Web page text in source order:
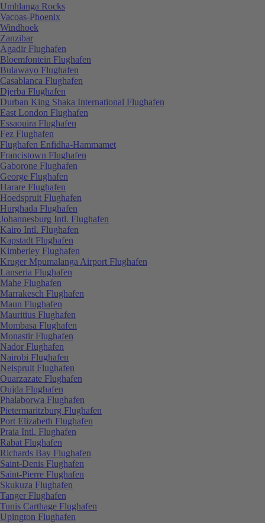
Umhlanga Rocks
Vacoas-Phoenix
Windhoek
Zanzibar
Agadir Flughafen
Bloemfontein Flughafen
Bulawayo Flughafen
Casablanca Flughafen
Djerba Flughafen
Durban King Shaka International Flughafen
East London Flughafen
Essaouira Flughafen
Fez Flughafen
Flughafen Enfidha-Hammamet
Francistown Flughafen
Gaborone Flughafen
George Flughafen
Harare Flughafen
Hoedspruit Flughafen
Hurghada Flughafen
Johannesburg Intl. Flughafen
Kairo Intl. Flughafen
Kapstadt Flughafen
Kimberley Flughafen
Kruger Mpumalanga Airport Flughafen
Lanseria Flughafen
Mahe Flughafen
Marrakesch Flughafen
Maun Flughafen
Mauritius Flughafen
Mombasa Flughafen
Monastir Flughafen
Nador Flughafen
Nairobi Flughafen
Nelspruit Flughafen
Ouarzazate Flughafen
Oujda Flughafen
Phalaborwa Flughafen
Pietermaritzburg Flughafen
Port Elizabeth Flughafen
Praia Intl. Flughafen
Rabat Flughafen
Richards Bay Flughafen
Saint-Denis Flughafen
Saint-Pierre Flughafen
Skukuza Flughafen
Tanger Flughafen
Tunis Carthage Flughafen
Upington Flughafen